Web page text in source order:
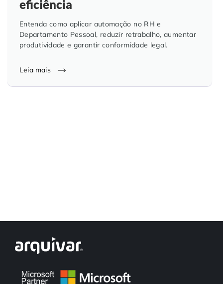
Controle e Organização de Documentos Físicos
Guarda de Documentos
Consultoria Documental
eficiência
Entenda como aplicar automação no RH e
Departamento Pessoal, reduzir retrabalho, aumentar
produtividade e garantir conformidade legal.
Leia mais